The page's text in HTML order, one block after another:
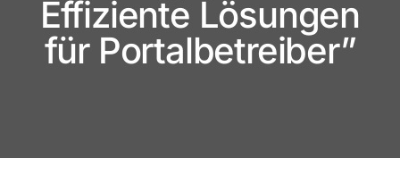
Effiziente Lösungen
für Portalbetreiber”